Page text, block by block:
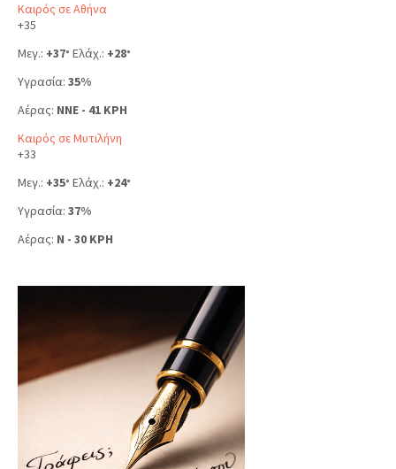
Καιρός σε Αθήνα
+35
Μεγ.: +37° Ελάχ.: +28°
Υγρασία: 35%
Αέρας: NNE - 41 KPH
Καιρός σε Μυτιλήνη
+33
Μεγ.: +35° Ελάχ.: +24°
Υγρασία: 37%
Αέρας: N - 30 KPH